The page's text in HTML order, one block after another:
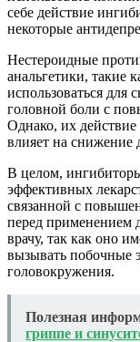
себе действие
некоторые
Нестероидные
анальгетики, такие
использоваться
головной боли с
Однако, их
влияет на снижение
В целом,
эффективных
связанной с
перед применением
врачу, так как оно
вызывать побочные
головокружения.
Полезная
гриппе и